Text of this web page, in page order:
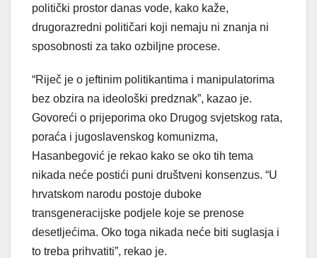
politički prostor danas vode, kako kaže,
drugorazredni političari koji nemaju ni znanja ni
sposobnosti za tako ozbiljne procese.
“Riječ je o jeftinim politikantima i manipulatorima
bez obzira na ideološki predznak”, kazao je.
Govoreći o prijeporima oko Drugog svjetskog rata,
poraća i jugoslavenskog komunizma,
Hasanbegović je rekao kako se oko tih tema
nikada neće postići puni društveni konsenzus. “U
hrvatskom narodu postoje duboke
transgeneracijske podjele koje se prenose
desetljećima. Oko toga nikada neće biti suglasja i
to treba prihvatiti”, rekao je.